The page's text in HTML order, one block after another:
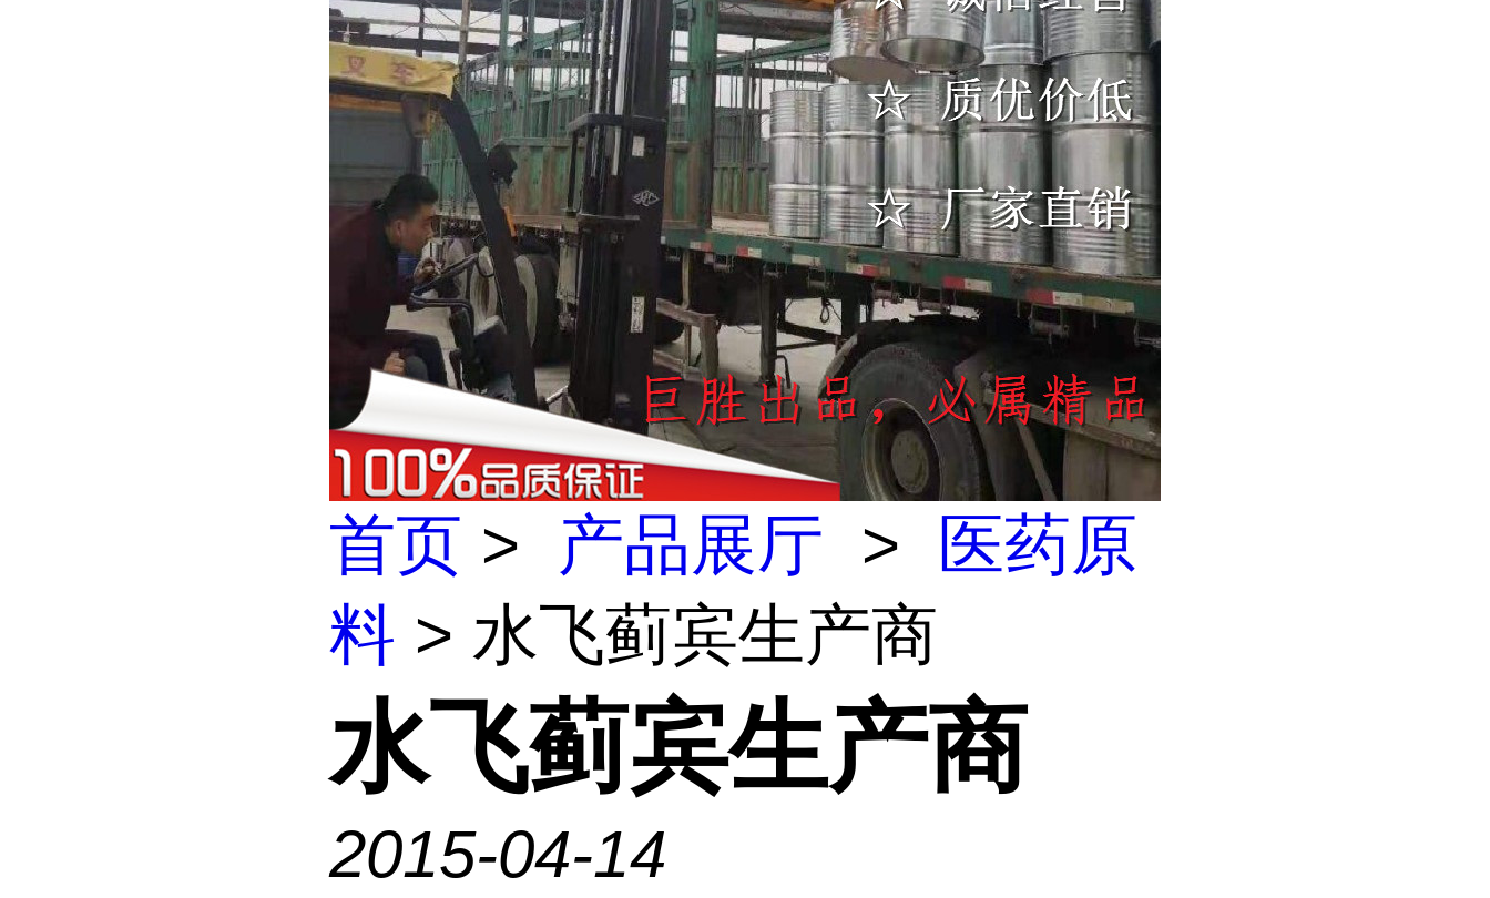
首页 > 产品展厅 >
医药原
料 > 水飞蓟宾生产商
水飞蓟宾生产商
2015-04-14